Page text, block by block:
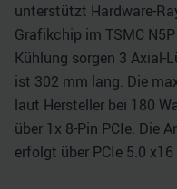
unterstützt Hardware-
Grafikchip im TSMC
Kühlung sorgen 3 Axial-
ist 302 mm lang. Die
laut Hersteller bei 180
über 1x 8-Pin PCIe. Die
erfolgt über PCIe 5.0 x16